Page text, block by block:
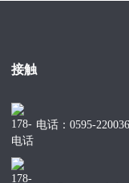
接触
电话：0595-